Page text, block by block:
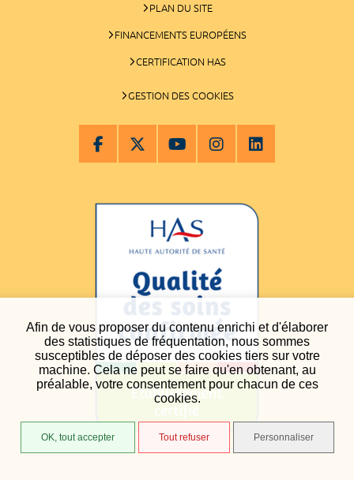
Afin de vous proposer du contenu enrichi et d'élaborer
des statistiques de fréquentation, nous sommes
susceptibles de déposer des cookies tiers sur votre
machine. Cela ne peut se faire qu'en obtenant, au
préalable, votre consentement pour chacun de ces
cookies.
OK, tout accepter Tout refuser Personnaliser
PLAN DU SITE
FINANCEMENTS EUROPÉENS
CERTIFICATION HAS
GESTION DES COOKIES